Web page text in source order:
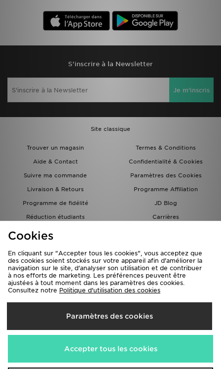
S'inscrire à la Newsletter
Je m'inscris
Site classique
Trouver un magasin
Termes & Conditions
Aide & Contact
Confidentialité & Cookies
Suivre ma commande
Paramètres des Cookies
Livraison & Retours
Programme Affiliation
Programme de fidélité
JD Blog
Réduction étudiants
Carrières
Carte Cadeau
Livraison Vers
France
Nous acceptons les méthodes de paiement suivantes
Nos Magasins
Cookies
En cliquant sur "Accepter tous les cookies", vous acceptez que
des cookies soient stockés sur votre appareil afin d'améliorer la
navigation sur le site, d'analyser son utilisation et de contribuer
à nos efforts de marketing. Les préférences peuvent être
ajustées à tout moment dans les paramètres des cookies.
Consultez notre Politique d'utilisation des cookies
Paramètres des cookies
Accepter tous les cookies